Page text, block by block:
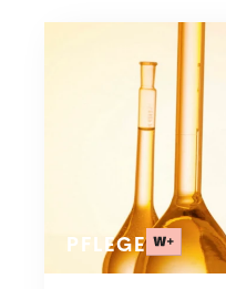
PFLEGE